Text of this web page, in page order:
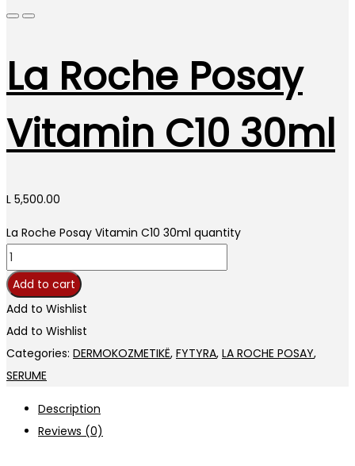
La Roche Posay
Vitamin C10 30ml
L 5,500.00
La Roche Posay Vitamin C10 30ml quantity
Add to cart
Add to Wishlist
Add to Wishlist
Categories: DERMOKOZMETIKË, FYTYRA, LA ROCHE POSAY,
SERUME
Description
Reviews (0)